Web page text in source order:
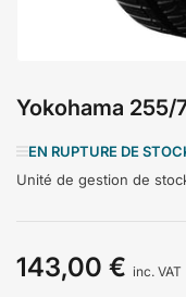
Yokohama 255/
EN RUPTURE DE
Unité de gestion de
Prix
143,00 € inc. VAT